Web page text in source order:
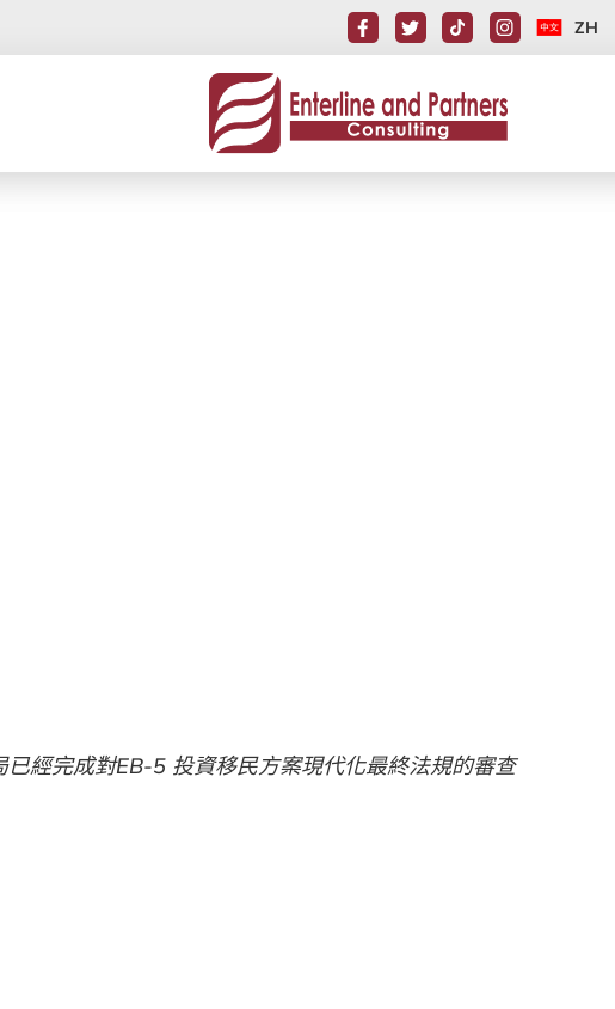
ZH
已經完成對EB-5 投資移民方案現代化最終法規的審查